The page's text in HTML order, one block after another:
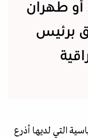
طهران
برئيس
التي لديها أذرع